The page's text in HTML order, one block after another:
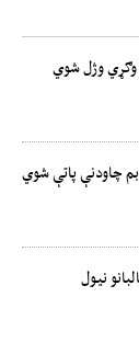
چاودنې پاتې شوي
نیول